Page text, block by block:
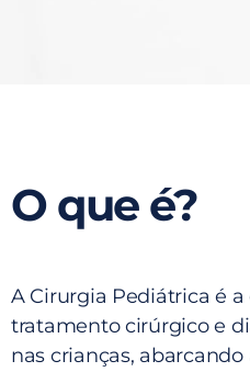
O que é?
A Cirurgia Pediátrica é
tratamento cirúrgico e
nas crianças,